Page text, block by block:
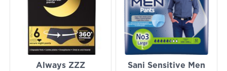
Always ZZZ Sani Sensitive Men